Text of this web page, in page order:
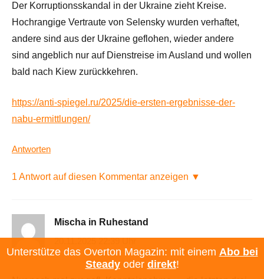
Der Korruptionsskandal in der Ukraine zieht Kreise.
Hochrangige Vertraute von Selensky wurden verhaftet,
andere sind aus der Ukraine geflohen, wieder andere
sind angeblich nur auf Dienstreise im Ausland und wollen
bald nach Kiew zurückkehren.
https://anti-spiegel.ru/2025/die-ersten-ergebnisse-der-
nabu-ermittlungen/
Antworten
1 Antwort auf diesen Kommentar anzeigen ▼
Mischa in Ruhestand
20.11.2025 22:39 Uhr
Unterstütze das Overton Magazin: mit einem Abo bei
Steadyoder direkt!